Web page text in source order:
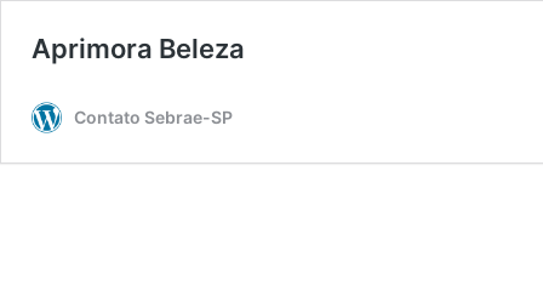
Aprimora Beleza
Contato Sebrae-SP